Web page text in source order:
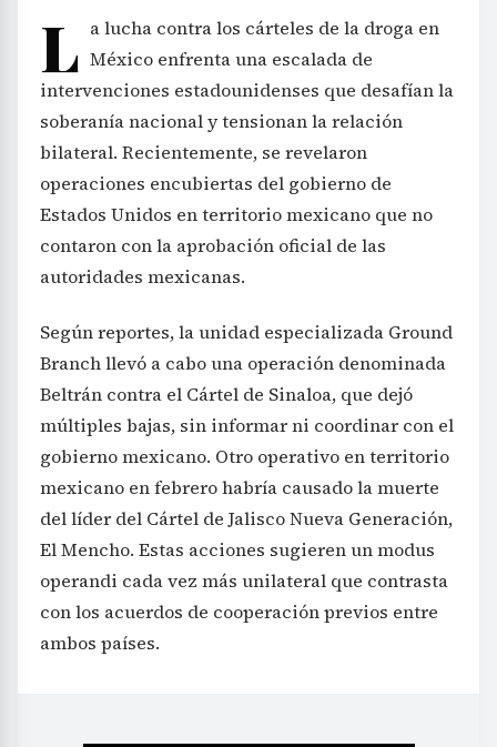
L a lucha contra los cárteles de la droga en
México enfrenta una escalada de
intervenciones estadounidenses que desafían la
soberanía nacional y tensionan la relación
bilateral. Recientemente, se revelaron
operaciones encubiertas del gobierno de
Estados Unidos en territorio mexicano que no
contaron con la aprobación oficial de las
autoridades mexicanas.
Según reportes, la unidad especializada Ground
Branch llevó a cabo una operación denominada
Beltrán contra el Cártel de Sinaloa, que dejó
múltiples bajas, sin informar ni coordinar con el
gobierno mexicano. Otro operativo en territorio
mexicano en febrero habría causado la muerte
del líder del Cártel de Jalisco Nueva Generación,
El Mencho. Estas acciones sugieren un modus
operandi cada vez más unilateral que contrasta
con los acuerdos de cooperación previos entre
ambos países.